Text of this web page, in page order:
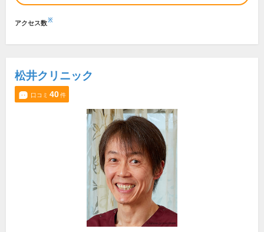
アクセス数※
松井クリニック
口コミ 40件